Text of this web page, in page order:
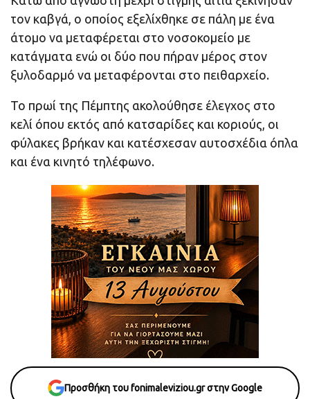
τον καβγά, ο οποίος εξελίχθηκε σε πάλη με ένα
άτομο να μεταφέρεται στο νοσοκομείο με
κατάγματα ενώ οι δύο που πήραν μέρος στον
ξυλοδαρμό να μεταφέρονται στο πειθαρχείο.
Το πρωί της Πέμπτης ακολούθησε έλεγχος στο
κελί όπου εκτός από κατσαρίδες και κοριούς, οι
φύλακες βρήκαν και κατέσχεσαν αυτοσχέδια όπλα
και ένα κινητό τηλέφωνο.
Προσθήκη του fonimaleviziou.gr στην Google